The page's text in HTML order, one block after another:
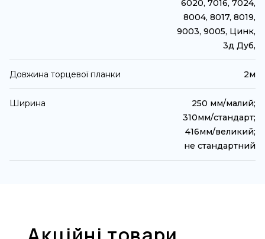
6020, 7016, 7024,
8004, 8017, 8019,
9003, 9005, Цинк,
3д Дуб,
Довжина торцевої планки 2м
Ширина
250 мм/малий;
310мм/стандарт;
416мм/великий;
не стандартний